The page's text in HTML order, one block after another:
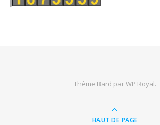
Thème Bard parWP Royal.
HAUT DE PAGE